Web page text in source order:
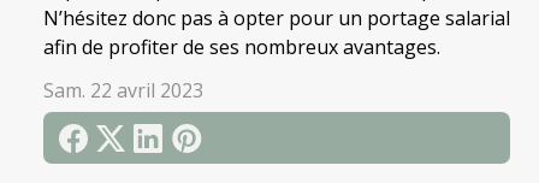
N’hésitez donc pas à opter pour un portage salarial
afin de profiter de ses nombreux avantages.
Sam. 22 avril 2023